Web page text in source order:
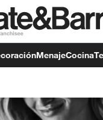
MenajeCocina